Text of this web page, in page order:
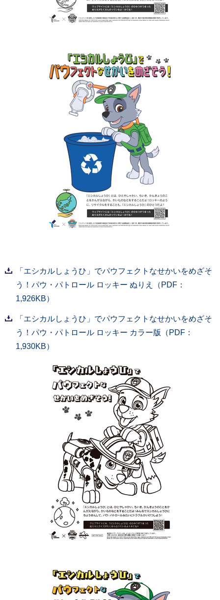
「エシカルしょうひ」でパウフェクトなせかいをめざそ
う！パウ・パトロール ロッキー ぬりえ（PDF：
1,926KB）
「エシカルしょうひ」でパウフェクトなせかいをめざそ
う！パウ・パトロール ロッキー カラー版（PDF：
1,930KB）